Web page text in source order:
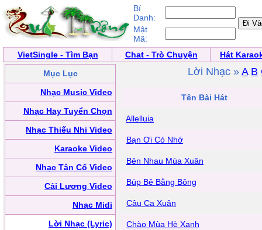
Bí
Danh:
Mật
Mã:
VietSingle - Tìm Bạn
Chat - Trò Chuyện
Hát
Mục Lục
Nhạc Music Video
Nhạc Hay Tuyển Chọn
Nhạc Thiếu Nhi Video
Karaoke Video
Nhạc Tân Cổ Video
Cải Lương Video
Nhạc Midi
Lời Nhạc (Lyric)
Lời Nhạc » A B
Tên Bài Hát
Allelluia
Bạn Ơi Có Nhớ
Bên Nhau Mùa Xuân
Búp Bê Bằng Bông
Câu Ca Xuân
Chào Mùa Hè Xanh